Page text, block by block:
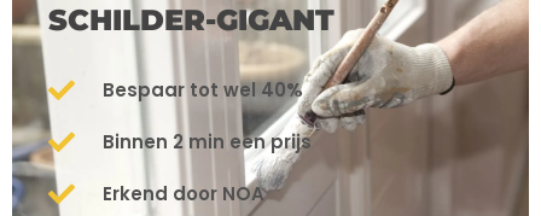
SCHILDER-GIGANT
Bespaar tot wel 40%
Binnen 2 min een prijs
Erkend door NOA